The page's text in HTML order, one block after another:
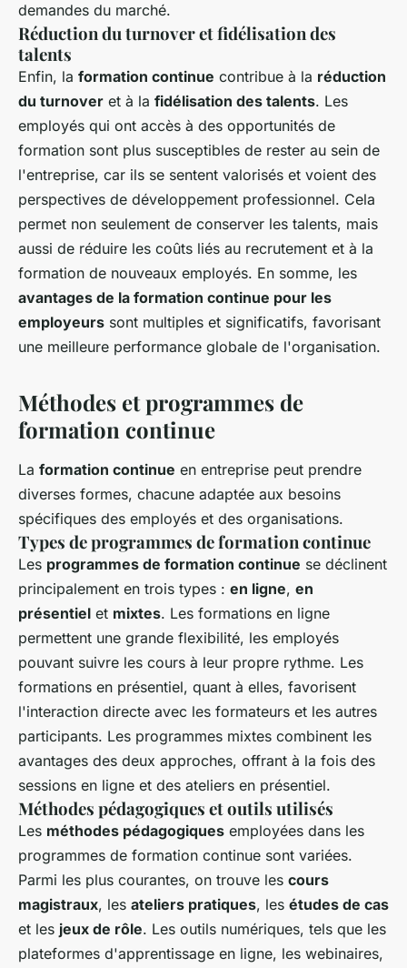
demandes du marché.
Réduction du turnover et fidélisation des
talents
Enfin, la formation continue contribue à la réduction
du turnover et à la fidélisation des talents. Les
employés qui ont accès à des opportunités de
formation sont plus susceptibles de rester au sein de
l'entreprise, car ils se sentent valorisés et voient des
perspectives de développement professionnel. Cela
permet non seulement de conserver les talents, mais
aussi de réduire les coûts liés au recrutement et à la
formation de nouveaux employés. En somme, les
avantages de la formation continue pour les
employeurs sont multiples et significatifs, favorisant
une meilleure performance globale de l'organisation.
Méthodes et programmes de
formation continue
La formation continue en entreprise peut prendre
diverses formes, chacune adaptée aux besoins
spécifiques des employés et des organisations.
Types de programmes de formation continue
Les programmes de formation continue se déclinent
principalement en trois types : en ligne, en
présentiel et mixtes. Les formations en ligne
permettent une grande flexibilité, les employés
pouvant suivre les cours à leur propre rythme. Les
formations en présentiel, quant à elles, favorisent
l'interaction directe avec les formateurs et les autres
participants. Les programmes mixtes combinent les
avantages des deux approches, offrant à la fois des
sessions en ligne et des ateliers en présentiel.
Méthodes pédagogiques et outils utilisés
Les méthodes pédagogiques employées dans les
programmes de formation continue sont variées.
Parmi les plus courantes, on trouve les cours
magistraux, les ateliers pratiques, les études de cas
et les jeux de rôle. Les outils numériques, tels que les
plateformes d'apprentissage en ligne, les webinaires,